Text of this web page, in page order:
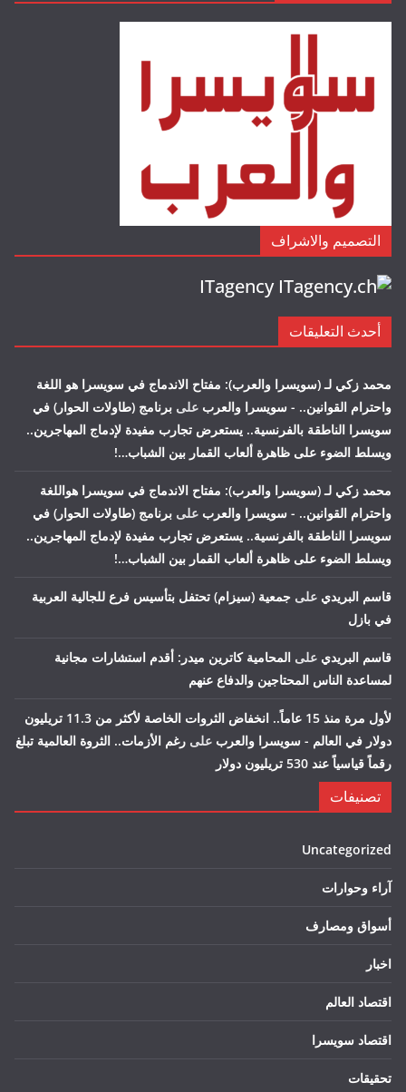
التصميم والاشراف
ITagency
أحدث التعليقات
محمد زكي لـ (سويسرا والعرب): مفتاح الاندماج في سويسرا هو اللغة
واحترام القوانين.. - سويسرا والعرب على برنامج (طاولات الحوار) في
سويسرا الناطقة بالفرنسية.. يستعرض تجارب مفيدة لإدماج المهاجرين..
ويسلط الضوء على ظاهرة ألعاب القمار بين الشباب…!
محمد زكي لـ (سويسرا والعرب): مفتاح الاندماج في سويسرا هواللغة
واحترام القوانين.. - سويسرا والعرب على برنامج (طاولات الحوار) في
سويسرا الناطقة بالفرنسية.. يستعرض تجارب مفيدة لإدماج المهاجرين..
ويسلط الضوء على ظاهرة ألعاب القمار بين الشباب…!
قاسم البريدي على جمعية (سيزام) تحتفل بتأسيس فرع للجالية العربية
في بازل
قاسم البريدي على المحامية كاترين ميدر: أقدم استشارات مجانية
لمساعدة الناس المحتاجين والدفاع عنهم
لأول مرة منذ 15 عاماً.. انخفاض الثروات الخاصة لأكثر من 11.3 تريليون
دولار في العالم - سويسرا والعرب على رغم الأزمات.. الثروة العالمية تبلغ
رقماً قياسياً عند 530 تريليون دولار
تصنيفات
Uncategorized
آراء وحوارات
أسواق ومصارف
اخبار
اقتصاد العالم
اقتصاد سويسرا
تحقيقات